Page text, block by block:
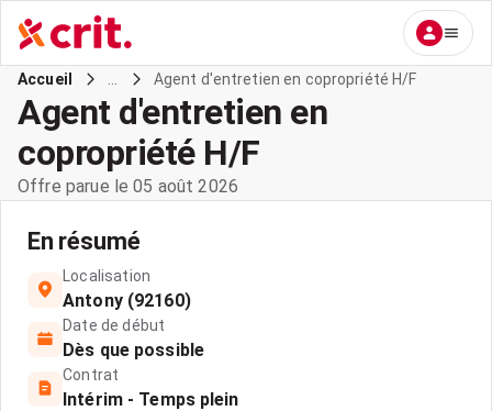
Accueil Agent d'entretien en copropriété H/F
Agent d'entretien en
copropriété H/F
Offre parue le 05 août 2026
En résumé
Localisation
Antony (92160)
Date de début
Dès que possible
Contrat
Intérim - Temps plein